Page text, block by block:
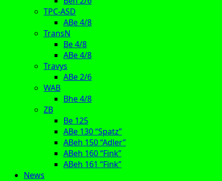
TPC-ASD
ABe 4/8
TransN
Be 4/8
ABe 4/8
Travys
ABe 2/6
WAB
Bhe 4/8
ZB
Be 125
ABe 130 “Spatz”
ABeh 150 “Adler”
ABeh 160 “Fink”
ABeh 161 “Fink”
News